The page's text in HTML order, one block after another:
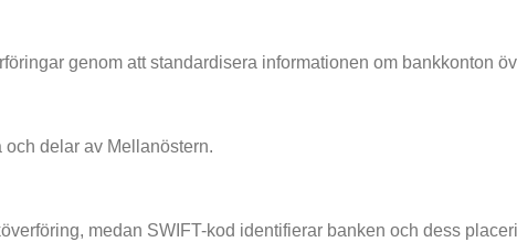
genom att standardisera informationen om bankkonton
och delar av Mellanöstern.
medan SWIFT-kod identifierar banken och dess